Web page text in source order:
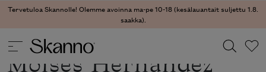
Tervetuloa Skannolle! Olemme avoinna ma-pe 10-18 (kesälauantait suljettu 1.8.
saakka).
Moisés Hernández